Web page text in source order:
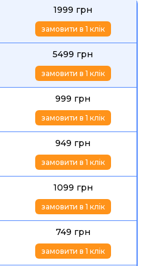
1999 грн
замовити в 1 клік
5499 грн
замовити в 1 клік
999 грн
замовити в 1 клік
949 грн
замовити в 1 клік
1099 грн
замовити в 1 клік
749 грн
замовити в 1 клік